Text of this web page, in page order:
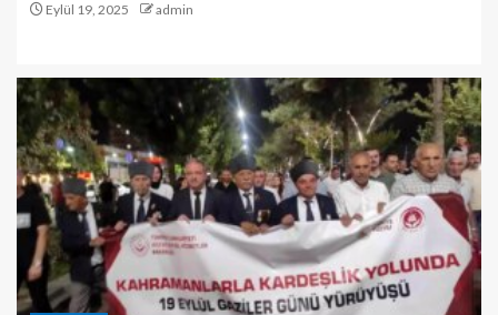
Eylül 19, 2025 admin